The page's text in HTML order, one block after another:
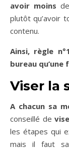
avoir moins
plutôt qu’avoir
contenu.
Ainsi, règle
bureau qu’une
Viser la
A chacun sa
conseillé de
les étapes qui
mais il faut